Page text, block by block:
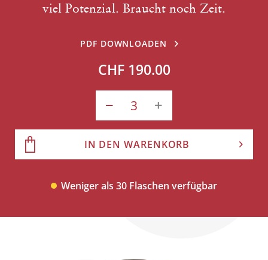
viel Potenzial. Braucht noch Zeit.
PDF DOWNLOADEN
CHF 190.00
IN DEN WARENKORB
Weniger als 30 Flaschen verfügbar